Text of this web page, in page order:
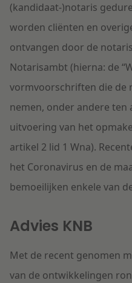
(kandidaat-)notaris
worden cliënten en
ontvangen door de
Notarisambt (hierna: de
vormvoorschriften die de
nemen, onder andere ten
uitvoering van het
artikel 2 lid 1 Wna).
het Coronavirus en de
bemoeilijken enkele van
Advies KNB
Met de recent genomen
van de ontwikkelingen